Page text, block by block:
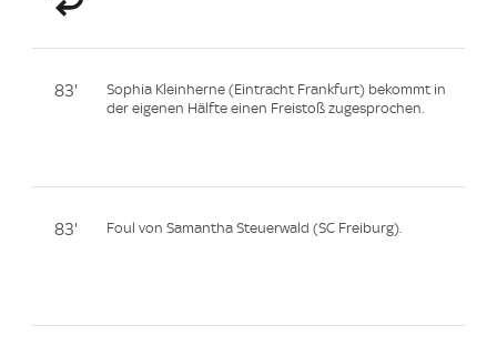
83'
Sophia Kleinherne (Eintracht Frankfurt) bekommt in
der eigenen Hälfte einen Freistoß zugesprochen.
83' Foul von Samantha Steuerwald (SC Freiburg).